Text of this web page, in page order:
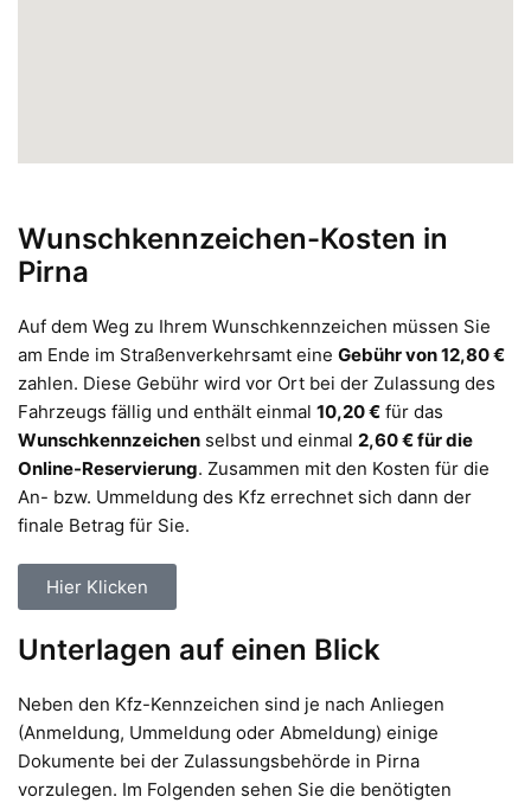
Wunschkennzeichen-Kosten in
Pirna
Auf dem Weg zu Ihrem Wunschkennzeichen müssen Sie
am Ende im Straßenverkehrsamt eine Gebühr von 12,80 €
zahlen. Diese Gebühr wird vor Ort bei der Zulassung des
Fahrzeugs fällig und enthält einmal 10,20 € für das
Wunschkennzeichen selbst und einmal 2,60 € für die
Online-Reservierung. Zusammen mit den Kosten für die
An- bzw. Ummeldung des Kfz errechnet sich dann der
finale Betrag für Sie.
Hier Klicken
Unterlagen auf einen Blick
Neben den Kfz-Kennzeichen sind je nach Anliegen
(Anmeldung, Ummeldung oder Abmeldung) einige
Dokumente bei der Zulassungsbehörde in Pirna
vorzulegen. Im Folgenden sehen Sie die benötigten